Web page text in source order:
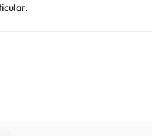
pago. Puedes consultar sus tarifas